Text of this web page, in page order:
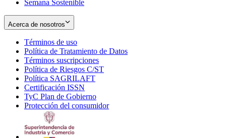
Semana Sostenible
Acerca de nosotros
Términos de uso
in
new
window
Política de Tratamiento de Datos
Términos suscripciones
in
Política de Riesgos C/ST
Política SAGRILAFT
new
window
Certificación ISSN
in
new
TyC Plan de Gobierno
in
Protección del consumidorOpens